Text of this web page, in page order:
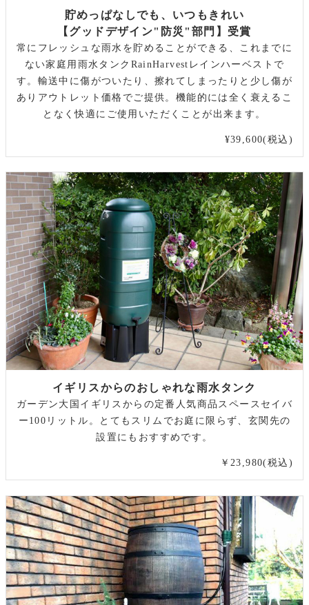
貯めっぱなしでも、いつもきれい
【グッドデザイン"防災"部門】受賞
常にフレッシュな雨水を貯めることができる、これまでに
ない家庭用雨水タンクRainHarvestレインハーベストで
す。輸送中に傷がついたり、擦れてしまったりと少し傷が
ありアウトレット価格でご提供。機能的には全く衰えるこ
となく快適にご使用いただくことが出来ます。
¥39,600(税込)
イギリスからのおしゃれな雨水タンク
ガーデン大国イギリスからの定番人気商品スペースセイバ
ー100リットル。とてもスリムでお庭に限らず、玄関先の
設置にもおすすめです。
￥23,980(税込)